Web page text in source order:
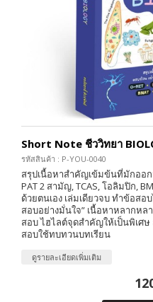
Short Note ชีววิทยา
รหัสสินค้า : P-YOU-0040
สรุปเนื้อหาสำคัญเข้มข้นที่มักออก
PAT 2 สามัญ, TCAS, โอลิมปิก,
ด้วยตนเอง เล่มเดียวจบ ทำข้อสอ
สอบอย่างมั่นใจ” เนื้อหาหลากห
สอบ ไฮไลต์จุดสำคัญให้เป็นพิเศ
สอบใช้ทบทวนบทเรียน
ดูรายละเอียดเพิ่มเติม